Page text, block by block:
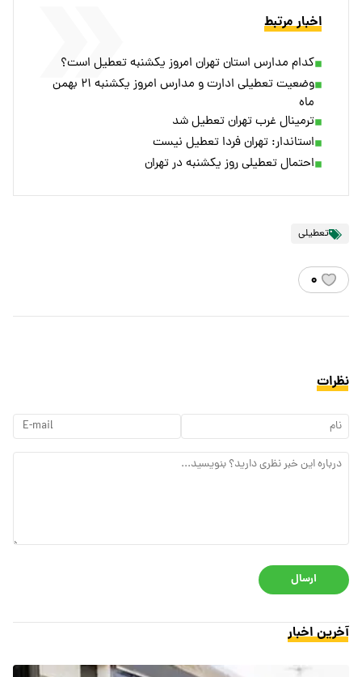
اخبار مرتبط
کدام مدارس استان تهران امروز یکشنبه تعطیل است؟
وضعیت تعطیلی ادارت و مدارس امروز یکشنبه ۲۱ بهمن
ماه
ترمینال غرب تهران تعطیل شد
استاندار: تهران فردا تعطیل نیست
احتمال تعطیلی روز یکشنبه در تهران
تعطیلی
۰
نظرات
ارسال
آخرین اخبار